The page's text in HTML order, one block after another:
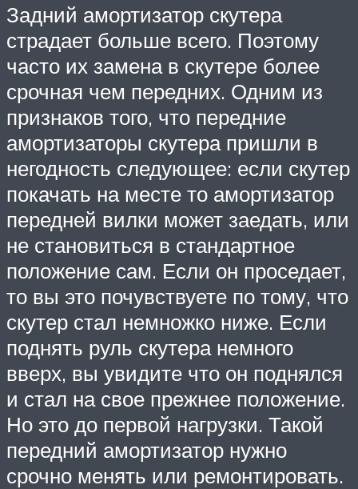
Задний амортизатор скутера
страдает больше всего. Поэтому
часто их замена в скутере более
срочная чем передних. Одним из
признаков того, что передние
амортизаторы скутера пришли в
негодность следующее: если скутер
покачать на месте то амортизатор
передней вилки может заедать, или
не становиться в стандартное
положение сам. Если он проседает,
то вы это почувствуете по тому, что
скутер стал немножко ниже. Если
поднять руль скутера немного
вверх, вы увидите что он поднялся
и стал на свое прежнее положение.
Но это до первой нагрузки. Такой
передний амортизатор нужно
срочно менять или ремонтировать.